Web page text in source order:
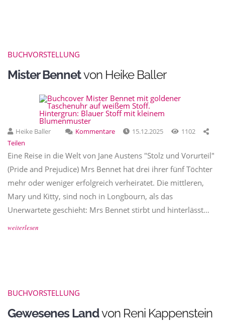
BUCHVORSTELLUNG
Mister Bennetvon Heike Baller
Heike Baller Kommentare 15.12.2025
1102
Teilen
Eine Reise in die Welt von Jane Austens "Stolz und Vorurteil"
(Pride and Prejudice) Mrs Bennet hat drei ihrer fünf Töchter
mehr oder weniger erfolgreich verheiratet. Die mittleren,
Mary und Kitty, sind noch in Longbourn, als das
Unerwartete geschieht: Mrs Bennet stirbt und hinterlässt…
weiterlesen
BUCHVORSTELLUNG
Gewesenes Landvon Reni Kappenstein